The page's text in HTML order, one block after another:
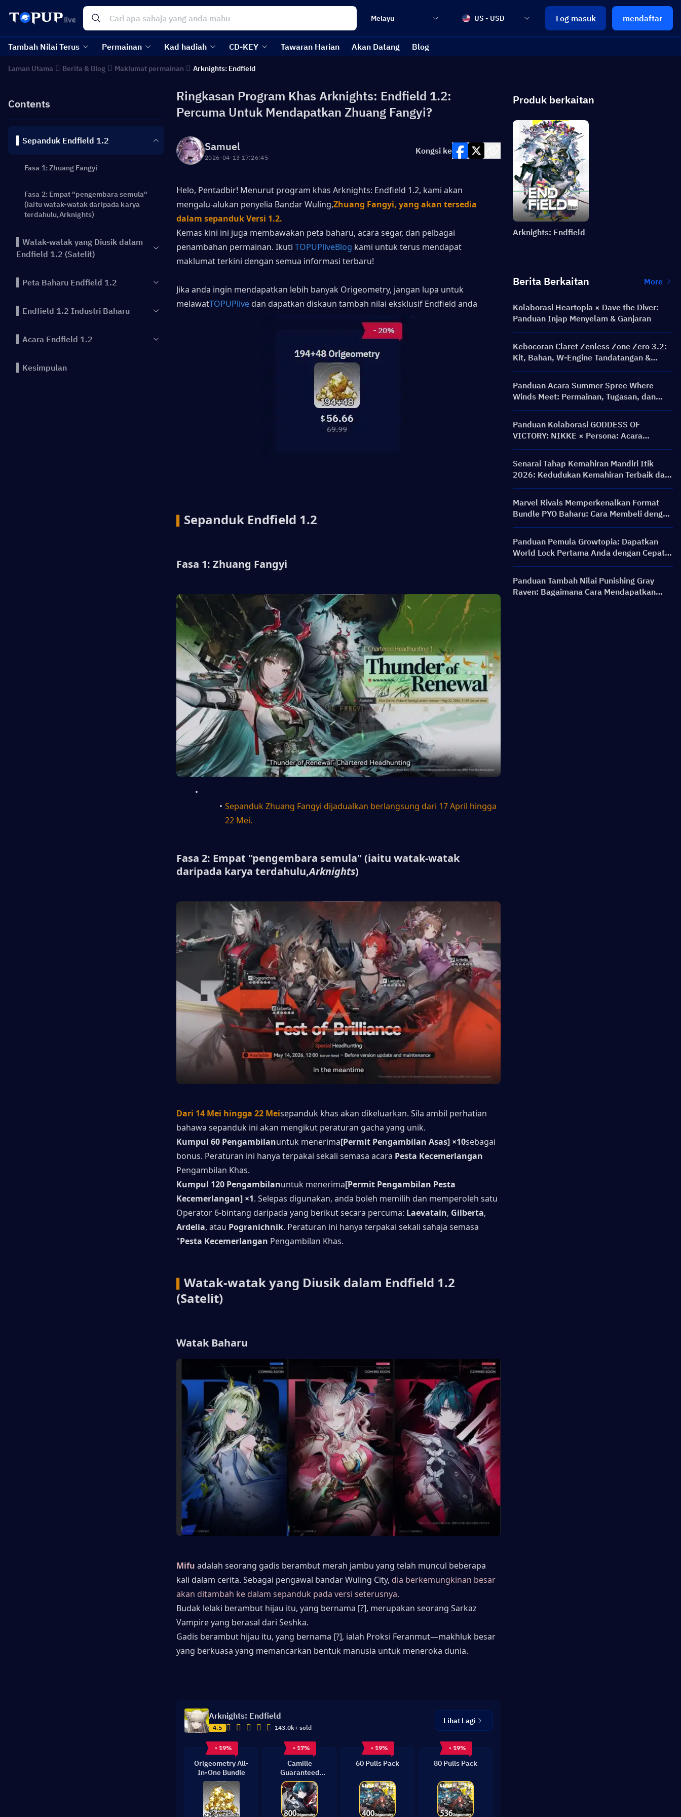
Melayu US - USD Log masuk mendaftar
Tambah Nilai Terus Permainan Kad hadiah CD-KEY Tawaran Harian Akan Datang Blog
Laman Utama Berita & Blog Maklumat permainan Arknights: Endfield
Contents
▍Sepanduk Endfield 1.2
Fasa 1: Zhuang Fangyi
Fasa 2: Empat "pengembara semula"
(iaitu watak-watak daripada karya
terdahulu,Arknights)
▍Watak-watak yang Diusik dalam
Endfield 1.2 (Satelit)
▍Peta Baharu Endfield 1.2
▍Endfield 1.2 Industri Baharu
▍Acara Endfield 1.2
▍Kesimpulan
Ringkasan Program Khas Arknights: Endfield 1.2:
Percuma Untuk Mendapatkan Zhuang Fangyi?
Samuel
2026-04-13 17:26:45
Kongsi ke
Helo, Pentadbir! Menurut program khas Arknights: Endfield 1.2, kami akan
mengalu-alukan penyelia Bandar Wuling,Zhuang Fangyi, yang akan tersedia
dalam sepanduk Versi 1.2.
Kemas kini ini juga membawakan peta baharu, acara segar, dan pelbagai
penambahan permainan. Ikuti TOPUPliveBlog kami untuk terus mendapat
maklumat terkini dengan semua informasi terbaru!
Jika anda ingin mendapatkan lebih banyak Origeometry, jangan lupa untuk
melawatTOPUPlive dan dapatkan diskaun tambah nilai eksklusif Endfield anda
Sepanduk Endfield 1.2
Fasa 1: Zhuang Fangyi
Sepanduk Zhuang Fangyi dijadualkan berlangsung dari 17 April hingga
22 Mei.
Fasa 2: Empat "pengembara semula" (iaitu watak-watak
daripada karya terdahulu,Arknights)
Dari 14 Mei hingga 22 Meisepanduk khas akan dikeluarkan. Sila ambil perhatian
bahawa sepanduk ini akan mengikut peraturan gacha yang unik.
Kumpul 60 Pengambilanuntuk menerima[Permit Pengambilan Asas] ×10sebagai
bonus. Peraturan ini hanya terpakai sekali semasa acara Pesta Kecemerlangan
Pengambilan Khas.
Kumpul 120 Pengambilanuntuk menerima[Permit Pengambilan Pesta
Kecemerlangan] ×1. Selepas digunakan, anda boleh memilih dan memperoleh satu
Operator 6-bintang daripada yang berikut secara percuma: Laevatain, Gilberta
Ardelia, atau Pogranichnik. Peraturan ini hanya terpakai sekali sahaja semasa
"Pesta Kecemerlangan Pengambilan Khas.
Watak-watak yang Diusik dalam Endfield 1.2
(Satelit)
Watak Baharu
Mifu adalah seorang gadis berambut merah jambu yang telah muncul beberapa
kali dalam cerita. Sebagai pengawal bandar Wuling City, dia berkemungkinan besar
akan ditambah ke dalam sepanduk pada versi seterusnya.
Budak lelaki berambut hijau itu, yang bernama [?], merupakan seorang Sarkaz
Vampire yang berasal dari Seshka.
Gadis berambut hijau itu, yang bernama [?], ialah Proksi Feranmut—makhluk besar
yang berkuasa yang memancarkan bentuk manusia untuk meneroka dunia.
Arknights: Endfield
4.5 143.0k+ sold
Lihat Lagi
- 19%
Origeometry All-
In-One Bundle
- 17%
Camille
Guaranteed
Bundle
- 19%
60 Pulls Pack
- 19%
80 Pulls Pack
Produk berkaitan
Arknights: Endfield
Berita Berkaitan More
Kolaborasi Heartopia × Dave the Diver:
Panduan Injap Menyelam & Ganjaran
Kebocoran Claret Zenless Zone Zero 3.2:
Kit, Bahan, W-Engine Tandatangan &
Mindscape Cinema
Panduan Acara Summer Spree Where
Winds Meet: Permainan, Tugasan, dan
Ganjaran
Panduan Kolaborasi GODDESS OF
VICTORY: NIKKE × Persona: Acara
PERSONA ON FRONTLINE, Watak, Banner
& Ganjaran
Senarai Tahap Kemahiran Mandiri Itik
2026: Kedudukan Kemahiran Terbaik dan
Panduan Binaan
Marvel Rivals Memperkenalkan Format
Bundle PYO Baharu: Cara Membeli dengan
Lebih Bijak dalam Kemas Kini Kedai
Musim 9.5
Panduan Pemula Growtopia: Dapatkan
World Lock Pertama Anda dengan Cepat &
Selamat
Panduan Tambah Nilai Punishing Gray
Raven: Bagaimana Cara Mendapatkan